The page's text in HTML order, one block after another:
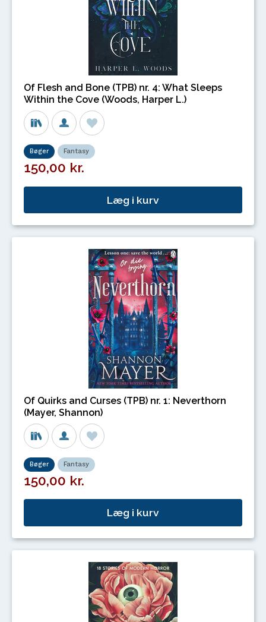
Of Flesh and Bone (TPB) nr. 4: What Sleeps
Within the Cove (Woods, Harper L.)
Bøger Fantasy
150,00 kr.
Læg i kurv
Of Quirks and Curses (TPB) nr. 1: Neverthorn
(Mayer, Shannon)
Bøger Fantasy
150,00 kr.
Læg i kurv